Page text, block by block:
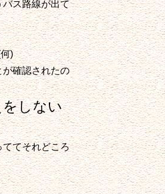
ス路線が出て
)
確認されたの
しない
てそれどころ